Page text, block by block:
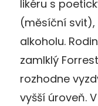
likéru s
(měsíční
alkoholu.
zamlklý
rozhodne
vyšší úroveň.